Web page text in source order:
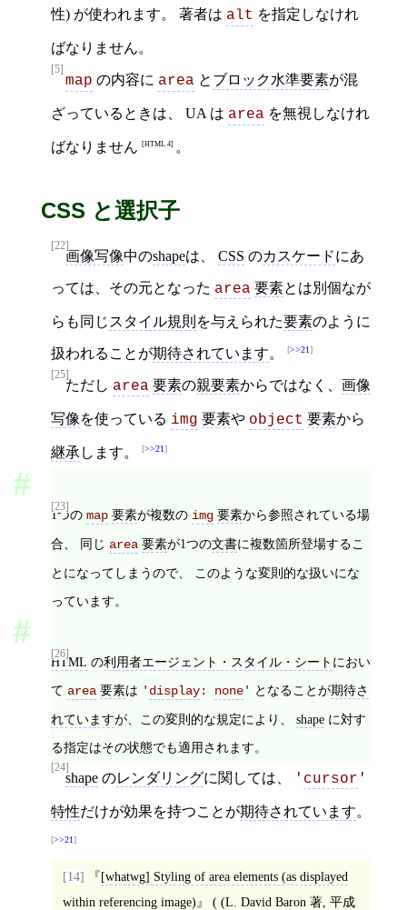
性) が使われます。 著者は alt を指定しなけれ
ばなりません。
[5]
map の内容に area と ブロック水準要素が混
ざっているときは、 UA は area を無視しなけれ
ばなりません [HTML 4] 。
CSS と選択子
[22]
画像写像中のshapeは、 CSS のカスケードにあ
っては、その元となった area 要素とは別個なが
らも同じ スタイル規則 を与えられた要素のように
扱われることが期待されています。 >>21
[25]
ただし area 要素の親要素からではなく、 画像
写像を使っている img 要素や object 要素から
継承 します。 >>21
[23]
1つの map 要素が複数の img 要素から参照されている場
合、 同じ area 要素が1つの文書に複数箇所登場するこ
とになってしまうので、 このような変則的な扱いにな
っています。
[26]
HTML の利用者エージェント・スタイル・シート におい
て area 要素は ' display: none' となることが期待さ
れていますが、この変則的な規定により、 shape に対す
る指定はその状態でも適用されます。
[24]
shape のレンダリングに関しては、 ' cursor '
特性だけが効果を持つことが期待されています。
>>21
[14] [whatwg] Styling of area elements (as displayed
within referencing image)
( (L. David Baron 著, 平成